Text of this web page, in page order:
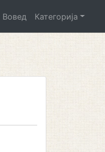
Вовед Категорија